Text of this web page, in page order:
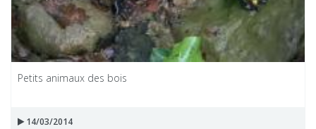
Petits animaux des bois
14/03/2014